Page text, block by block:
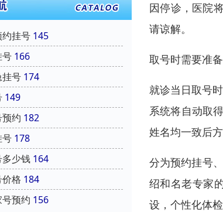
挂号 145
号 166
号 174
149
约 182
号 178
少钱 164
格 184
预约 156
因停诊，医院
请谅解。
取号时需要准
就诊当日取号
系统将自动取
姓名均一致后方
分为预约挂号
绍和名老专家
设，个性化体